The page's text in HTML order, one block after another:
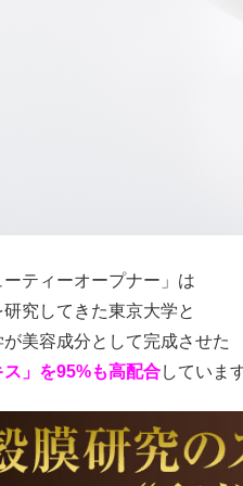
ティーオープナー」は
究してきた東京大学と
美容成分として完成させた
ス」を95%も高配合していま